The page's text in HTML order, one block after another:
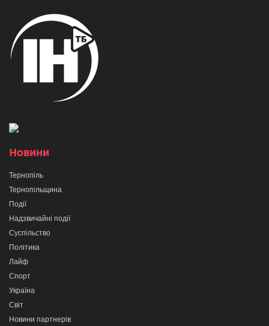
Новини
Тернопіль
Тернопільщина
Події
Надзвичайні події
Суспільство
Політика
Лайф
Спорт
Україна
Світ
Новини партнерів